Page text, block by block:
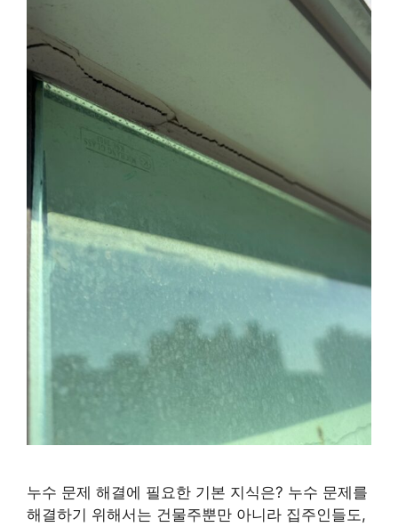
누수 문제 해결에 필요한 기본 지식은? 누수 문제를
해결하기 위해서는 건물주뿐만 아니라 집주인들도,